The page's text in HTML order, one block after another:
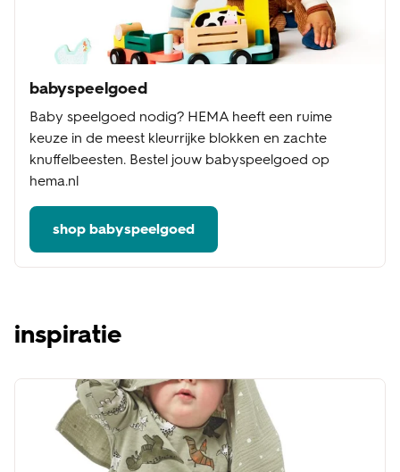
babyspeelgoed
Baby speelgoed nodig? HEMA heeft een ruime
keuze in de meest kleurrijke blokken en zachte
knuffelbeesten. Bestel jouw babyspeelgoed op
hema.nl
shop babyspeelgoed
inspiratie